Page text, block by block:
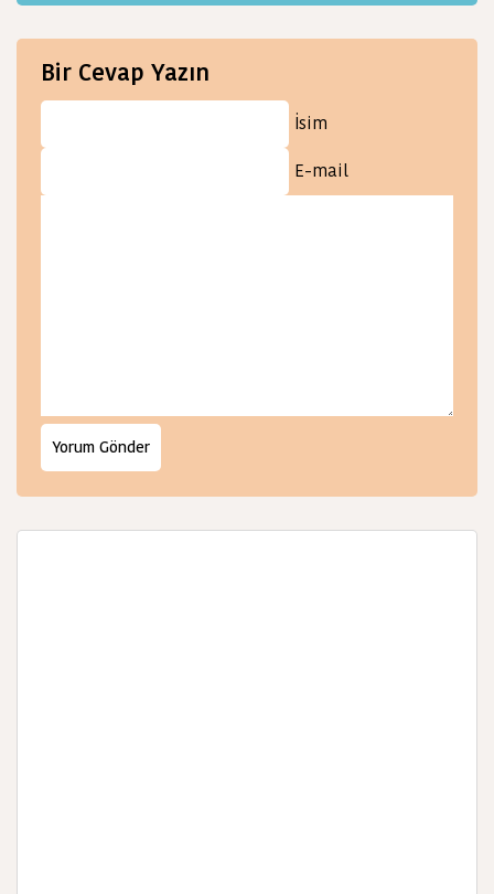
Bir Cevap Yazın
İsim
E-mail